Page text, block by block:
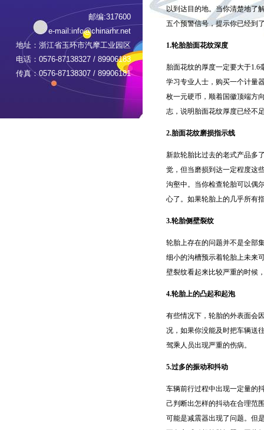
邮编:317600
e-mail:info@chinarhr.net
地址：浙江省玉环市汽摩工业园区
电话：0576-87138327 / 89906183
传真：0576-87138307 / 89906181
以到达目的地。当你清楚地了
五个预警信号，提示你已经到
1.轮胎胎面花纹深度
胎面花纹的厚度一定要大于
学习专业人士，购买一个计量
枚一元硬币，顺着国徽顶端方
志，说明胎面花纹厚度已经不
2.胎面花纹磨损指示线
新款轮胎比过去的老式产品多
觉，但当磨损到达一定程度这
沟壑中。当你检查轮胎可以偶
心了。如果轮胎上的几乎所有
3.轮胎侧壁裂纹
轮胎上存在的问题并不是全部
细小的沟槽预示着轮胎上未来
壁裂纹看起来比较严重的时候
4.轮胎上的凸起和起泡
有些情况下，轮胎的外表面会
况，如果你没能及时把车辆送
驾乘人员出现严重的伤病。
5.过多的振动和抖动
车辆前行过程中出现一定量的
己判断出怎样的抖动在合理范
可能是减震器出现了问题。但